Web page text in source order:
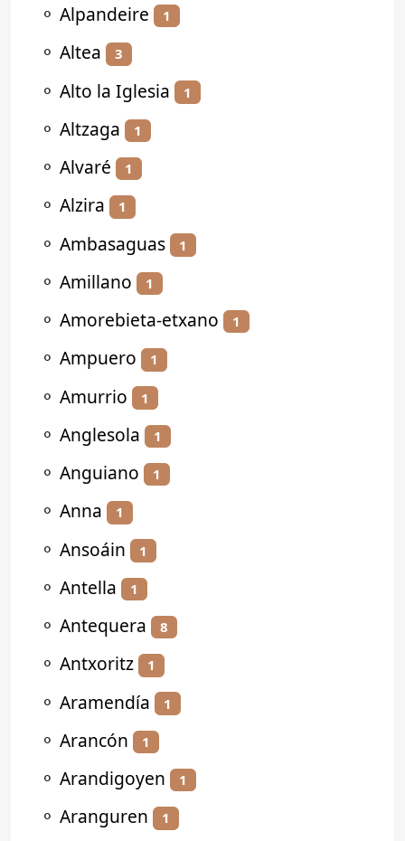
⚬ Alpandeire 1
⚬ Altea 3
⚬ Alto la Iglesia 1
⚬ Altzaga 1
⚬ Alvaré 1
⚬ Alzira 1
⚬ Ambasaguas 1
⚬ Amillano 1
⚬ Amorebieta-etxano 1
⚬ Ampuero 1
⚬ Amurrio 1
⚬ Anglesola 1
⚬ Anguiano 1
⚬ Anna 1
⚬ Ansoáin 1
⚬ Antella 1
⚬ Antequera 8
⚬ Antxoritz 1
⚬ Aramendía 1
⚬ Arancón 1
⚬ Arandigoyen 1
⚬ Aranguren 1